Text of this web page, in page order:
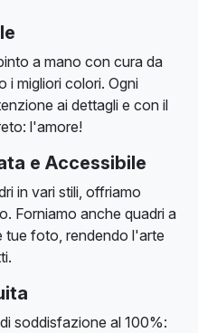
a mano con cura da
i migliori colori. Ogni
ai dettagli e con il
l'amore!
e Accessibile
in vari stili, offriamo
Forniamo anche quadri a
tue foto, rendendo l'arte
soddisfazione al 100%: